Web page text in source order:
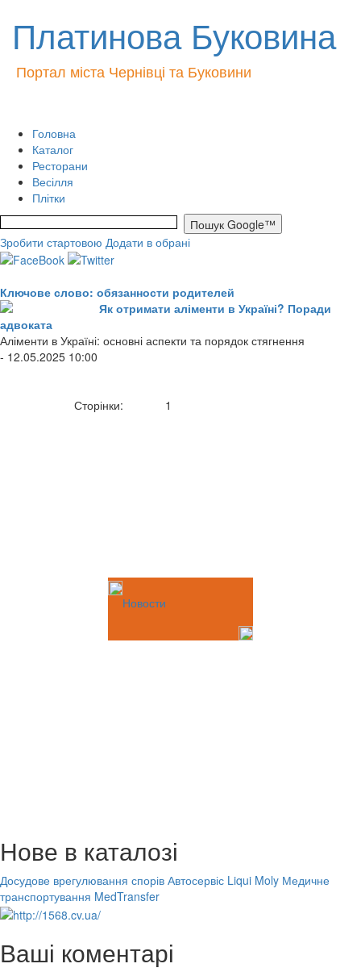
Платинова Буковина
Портал міста Чернівці та Буковини
Головна
Каталог
Ресторани
Весілля
Плітки
Зробити стартовою Додати в обрані
Ключове слово: обязанности родителей
Як отримати аліменти в Україні? Поради
адвоката
Аліменти в Україні: основні аспекти та порядок стягнення
- 12.05.2025 10:00
Сторінки: 1
Новости
Нове в каталозі
Досудове врегулювання спорів Автосервіс Liqui Moly Медичне
транспортування MedTransfer
Ваші коментарі